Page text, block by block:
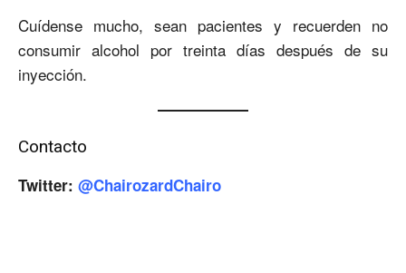
Cuídense mucho, sean pacientes y recuerden no
consumir alcohol por treinta días después de su
inyección.
Contacto
Twitter: @ChairozardChairo